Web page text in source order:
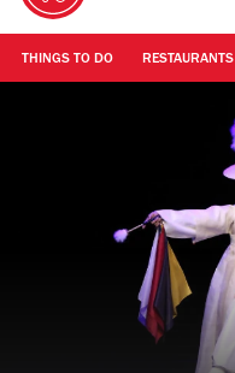
기
기
THINGS TO DO RESTAURANTS